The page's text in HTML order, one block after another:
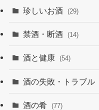
珍しいお酒 (29)
禁酒・断酒 (14)
酒と健康 (54)
酒の失敗・トラブル
酒の肴 (77)